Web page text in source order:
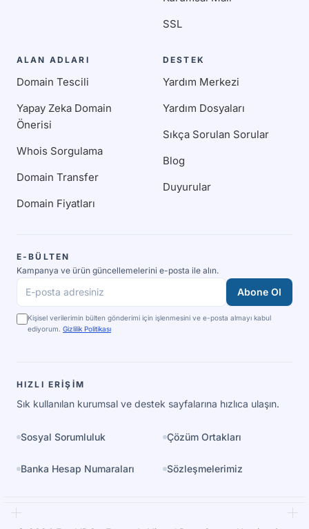
SSL
ALAN ADLARI
Domain Tescili
Yapay Zeka Domain
Önerisi
Whois Sorgulama
Domain Transfer
Domain Fiyatları
DESTEK
Yardım Merkezi
Yardım Dosyaları
Sıkça Sorulan Sorular
Blog
Duyurular
E-BÜLTEN
Kampanya ve ürün güncellemelerini e-posta ile alın.
E-posta adresiniz
Abone Ol
Kişisel verilerimin bülten gönderimi için işlenmesini ve e-posta almayı kabul
ediyorum. Gizlilik Politikası
HIZLI ERIŞIM
Sık kullanılan kurumsal ve destek sayfalarına hızlıca ulaşın.
Sosyal Sorumluluk Çözüm Ortakları
Banka Hesap Numaraları Sözleşmelerimiz